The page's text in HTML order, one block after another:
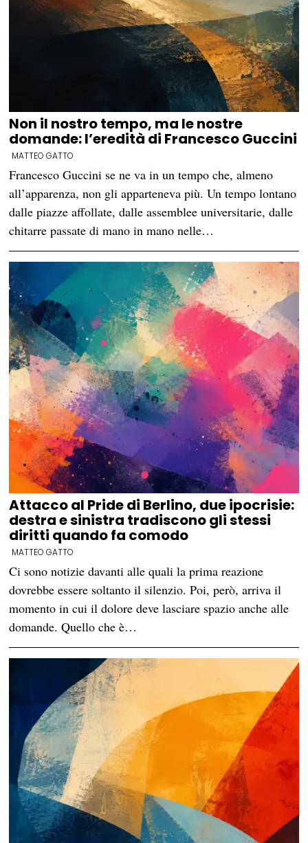
Non il nostro tempo, ma le nostre
domande: l’eredità di Francesco Guccini
MATTEO GATTO
Francesco Guccini se ne va in un tempo che, almeno
all’apparenza, non gli apparteneva più. Un tempo lontano
dalle piazze affollate, dalle assemblee universitarie, dalle
chitarre passate di mano in mano nelle…
Attacco al Pride di Berlino, due ipocrisie:
destra e sinistra tradiscono gli stessi
diritti quando fa comodo
MATTEO GATTO
Ci sono notizie davanti alle quali la prima reazione
dovrebbe essere soltanto il silenzio. Poi, però, arriva il
momento in cui il dolore deve lasciare spazio anche alle
domande. Quello che è…